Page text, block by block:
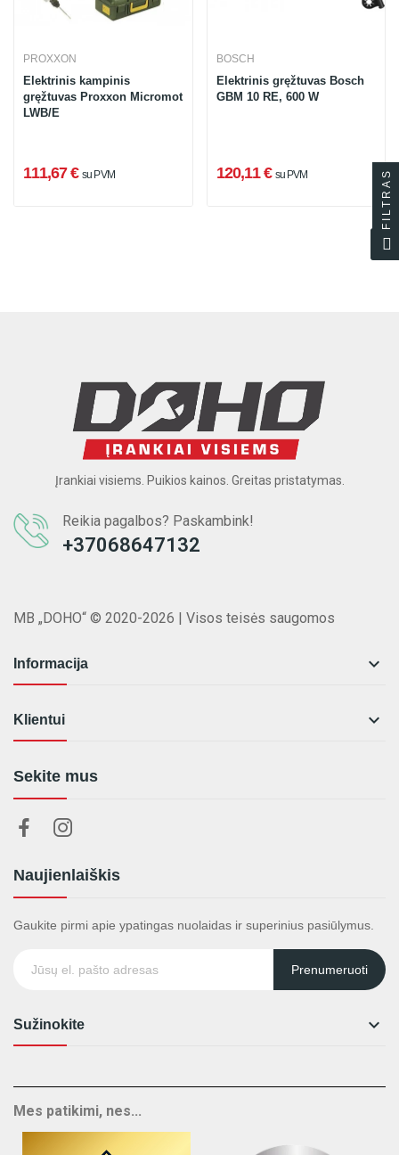
PROXXON
Elektrinis kampinis
gręžtuvas Proxxon Micromot
LWB/E
111,67 € su PVM
BOSCH
Elektrinis gręžtuvas Bosch
GBM 10 RE, 600 W
120,11 € su PVM
Įrankiai visiems. Puikios kainos. Greitas pristatymas.
Reikia pagalbos? Paskambink!
+37068647132
MB „DOHO“ © 2020-2026 | Visos teisės saugomos
Informacija 
Klientui 
Sekite mus
Naujienlaiškis
Gaukite pirmi apie ypatingas nuolaidas ir superinius pasiūlymus.
Prenumeruoti
Sužinokite 
Mes patikimi, nes...
FILTRAS